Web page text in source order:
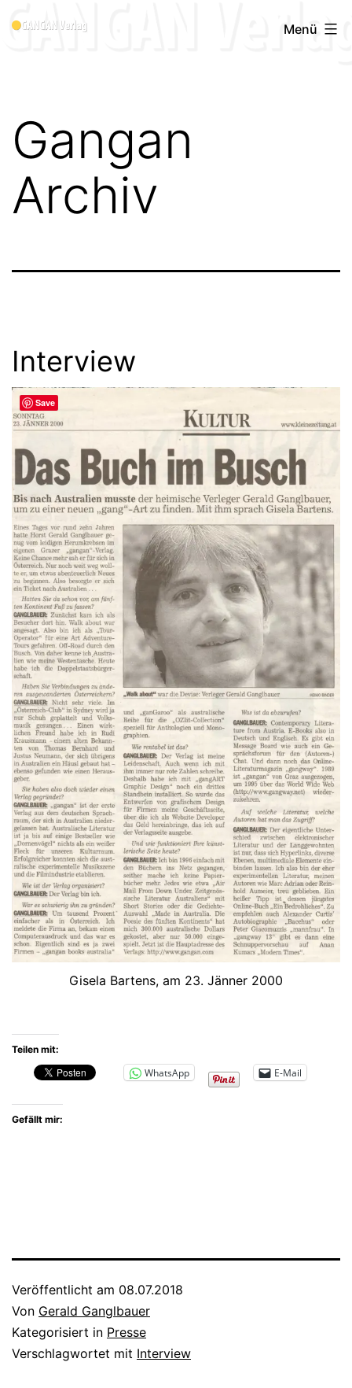
Menü
Gangan
Archiv
Interview
Gisela Bartens, am 23. Jänner 2000
Teilen mit:
WhatsApp E-Mail
Gefällt mir:
Veröffentlicht am 08.07.2018
Von Gerald Ganglbauer
Kategorisiert in Presse
Verschlagwortet mit Interview
Save